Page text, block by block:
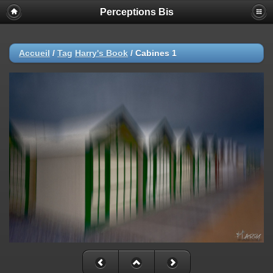
Perceptions Bis
Accueil / Tag Harry's Book / Cabines 1